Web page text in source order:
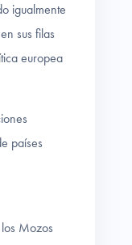
igualmente
sus filas
europea
países
Mozos